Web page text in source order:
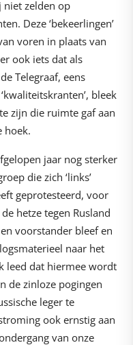
niet zelden op
Deze ‘bekeerlingen’
voren in plaats van
ook iets dat als
Telegraaf, eens
bleek
zijn die ruimte gaf aan
hoek.
jaar nog sterker
die zich ‘links’
geprotesteerd, voor
hetze tegen Rusland
voorstander bleef en
naar het
leed dat hiermee wordt
de zinloze pogingen
leger te
ook ernstig aan
van onze